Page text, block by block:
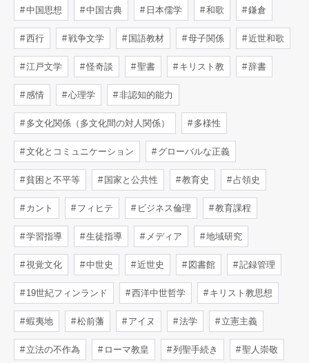
中国思想 中国古典 日本儒学 和歌 鎌倉
西行 戦争文学 国語教材 母子関係 近世和歌
江戸文学 怪奇談 聖書 キリスト教 辞書
感情 心理学 非認知的能力
多文化関係（多文化間の対人関係） 多様性
文化とコミュニケーション グローバルな正義
貧困と不平等 国家と公共性 教育史 占領史
カント フィヒテ ビジネス倫理 教育課程
学習指導 生徒指導 メディア 地域研究
視覚文化 中世史 近世史 図書館 記録管理
19世紀フィンランド 西洋中世哲学 キリスト教思想
蝦夷地 松前藩 アイヌ 法学 立憲主義
立法の不作為 ローマ教皇 列聖手続き 聖人崇敬